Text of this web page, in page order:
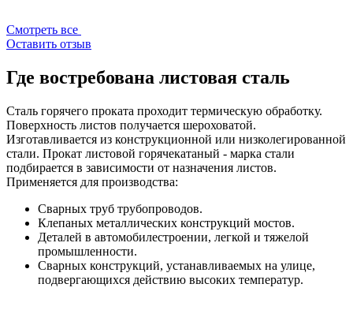
Смотреть все
Оставить отзыв
Где востребована листовая сталь
Сталь горячего проката проходит термическую обработку.
Поверхность листов получается шероховатой.
Изготавливается из конструкционной или низколегированной
стали. Прокат листовой горячекатаный - марка стали
подбирается в зависимости от назначения листов.
Применяется для производства:
Сварных труб трубопроводов.
Клепаных металлических конструкций мостов.
Деталей в автомобилестроении, легкой и тяжелой
промышленности.
Сварных конструкций, устанавливаемых на улице,
подвергающихся действию высоких температур.